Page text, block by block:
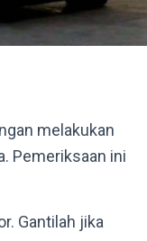
melakukan
Pemeriksaan ini
Gantilah jika